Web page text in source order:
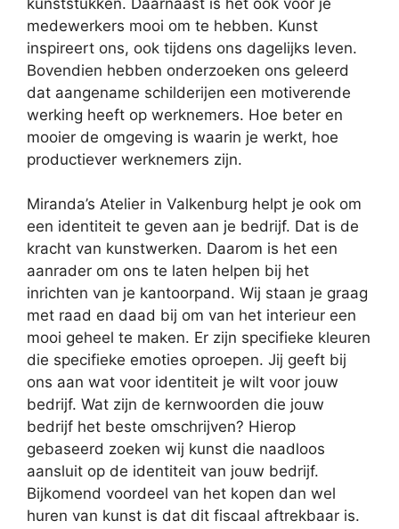
medewerkers mooi om te hebben. Kunst
inspireert ons, ook tijdens ons dagelijks leven.
Bovendien hebben onderzoeken ons geleerd
dat aangename schilderijen een motiverende
werking heeft op werknemers. Hoe beter en
mooier de omgeving is waarin je werkt, hoe
productiever werknemers zijn.
Miranda’s Atelier in Valkenburg helpt je ook om
een identiteit te geven aan je bedrijf. Dat is de
kracht van kunstwerken. Daarom is het een
aanrader om ons te laten helpen bij het
inrichten van je kantoorpand. Wij staan je graag
met raad en daad bij om van het interieur een
mooi geheel te maken. Er zijn specifieke kleuren
die specifieke emoties oproepen. Jij geeft bij
ons aan wat voor identiteit je wilt voor jouw
bedrijf. Wat zijn de kernwoorden die jouw
bedrijf het beste omschrijven? Hierop
gebaseerd zoeken wij kunst die naadloos
aansluit op de identiteit van jouw bedrijf.
Bijkomend voordeel van het kopen dan wel
huren van kunst is dat dit fiscaal aftrekbaar is.